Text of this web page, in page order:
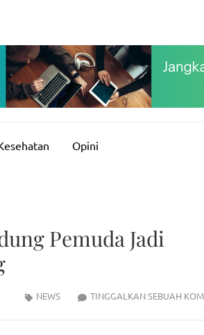
Opini
Pemuda Jadi
TINGGALKAN SEBUAH
NEWS